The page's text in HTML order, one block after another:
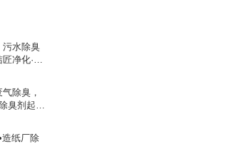
污水除臭
净化·的
除臭，
臭剂起什
造纸厂除